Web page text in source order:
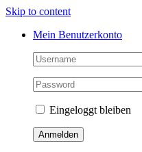
Skip to content
Mein Benutzerkonto
Eingeloggt bleiben